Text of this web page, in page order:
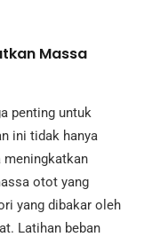
Massa
penting untuk
ini tidak hanya
meningkatkan
otot yang
yang dibakar oleh
Latihan beban